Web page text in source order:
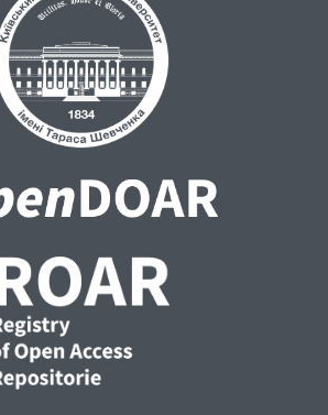
CMV+PVY, CMV+WMV2,
WMV2+ZYMV. CMV
вигляді змішаної інфекції
двох родин:
та Solanaceae. Найбільший
змішана інфекція, викликана
трьох вірусів, а саме
Частота ідентифікації
дослідних рослин
родин Cucurbitaceae та
в діапазоні від 4 до 8 %.
роботи є актуальними з
погляду.